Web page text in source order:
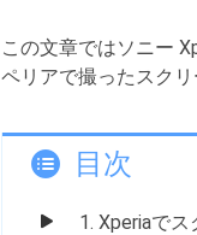
この文章ではソニー
ペリアで撮ったスク
目次
1. Xperiaで